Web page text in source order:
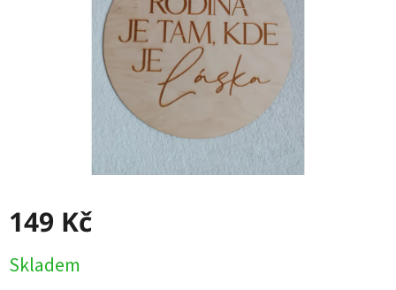
149 Kč
cena:
Skladem